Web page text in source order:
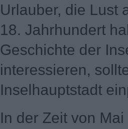
Urlauber, die Lust
18. Jahrhundert
Geschichte der
interessieren,
Inselhauptstadt
In der Zeit von